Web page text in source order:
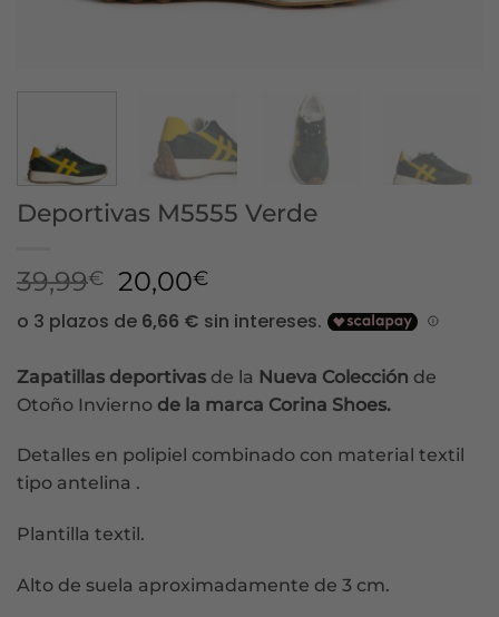
Deportivas M5555 Verde
39,99€
El
precio
original
39,99€.
20,00€El
precio
actual
20,00€.
Zapatillas deportivas de la Nueva Colección de
Otoño Invierno de la marca Corina Shoes.
Detalles en polipiel combinado con material textil
tipo antelina .
Plantilla textil.
Alto de suela aproximadamente de 3 cm.